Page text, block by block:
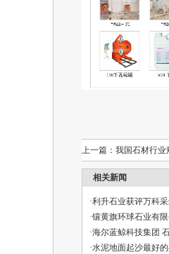
上一篇： 我国石材行
相关新闻
·利升石业获评万科
·镶黄旗环球石业有
·海尔蓝鲸科技集团
·水泥地面起沙最好